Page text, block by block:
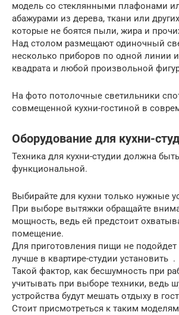
модель со стеклянными плафонами
абажурами из дерева, ткани или
которые не боятся пыли, жира и
Над столом размещают одиночный
несколько приборов по одной линии
квадрата и любой произвольной
На фото потолочные светильники
совмещенной кухни-гостиной в
Оборудование для кухни-
Техника для кухни-студии должна
функциональной.
Выбирайте для кухни только нужные
При выборе вытяжки обращайте
мощность, ведь ей предстоит
помещение.
Для приготовления пищи не подойдет
лучше в квартире-студии установить .
Такой фактор, как бесшумность при
учитывать при выборе техники, ведь
устройства будут мешать отдыху в
Стоит присмотреться к таким